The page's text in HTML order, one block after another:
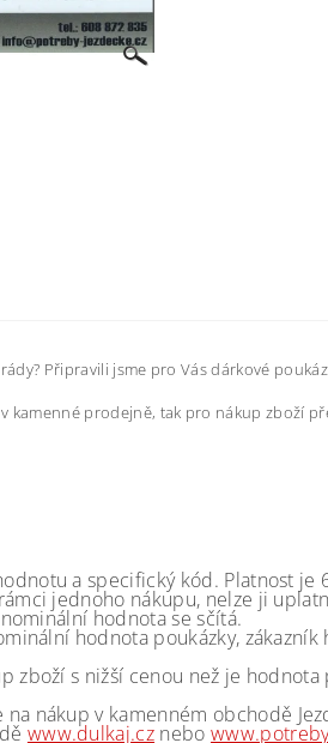
Připravili jsme pro Vás dárkové
prodejně, tak pro nákup zboží
a specifický kód. Platnost
jednoho nákupu, nelze ji
hodnota se sčítá.
hodnota poukázky,
zboží s nižší cenou než je
nákup v kamenném obchodě
www.dulkaj.cz nebo